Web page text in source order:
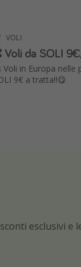
VOLI
Voli da SOLI
Voli in Europa
9€ a tratta!!😋
esclusivi e
viaggio